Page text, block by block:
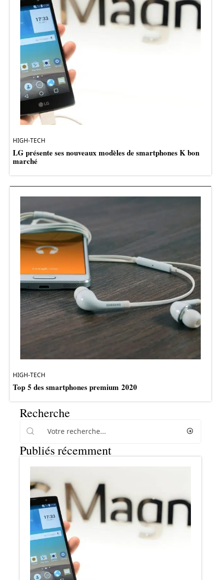
HIGH-TECH
LG présente ses nouveaux modèles de smartphones K bon
marché
HIGH-TECH
Top 5 des smartphones premium 2020
Recherche
Publiés récemment